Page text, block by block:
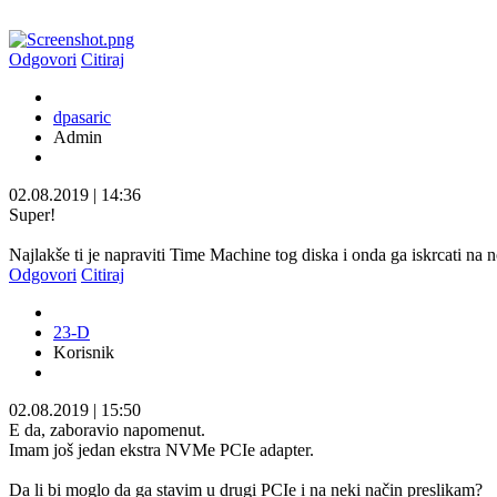
Odgovori Citiraj
dpasaric
Admin
02.08.2019 | 14:36
Super!
Najlakše ti je napraviti Time Machine tog diska i onda ga iskrcati na
Odgovori Citiraj
23-D
Korisnik
02.08.2019 | 15:50
E da, zaboravio napomenut.
Imam još jedan ekstra NVMe PCIe adapter.
Da li bi moglo da ga stavim u drugi PCIe i na neki način preslikam?